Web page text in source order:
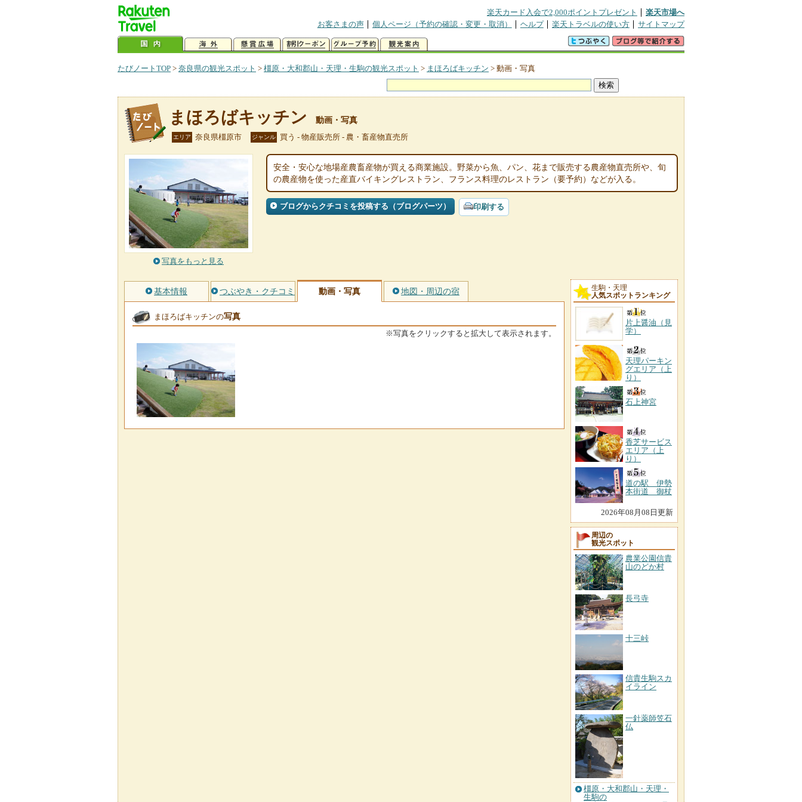
楽天カード入会で2,000ポイントプレゼント
楽天市場へ
お客さまの声
個人ページ（予約の確認・変更・取消） ヘルプ 楽天トラベルの使い方 サイトマップ
たびノートTOP > 奈良県の観光スポット > 橿原・大和郡山・天理・生駒の観光スポット > まほろばキッチン > 動画・写真
まほろばキッチン 動画・写真
エリア 奈良県橿原市 ジャンル 買う - 物産販売所 - 農・畜産物直売所
写真をもっと見る
安全・安心な地場産農畜産物が買える商業施設。野菜から魚、パン、花まで販売する農産物直売所や、旬
の農産物を使った産直バイキングレストラン、フランス料理のレストラン（要予約）などが入る。
ブログからクチコミを投稿する（ブログパーツ） 印刷する
基本情報 つぶやき・クチコミ 動画・写真 地図・周辺の宿
まほろばキッチンの写真
※写真をクリックすると拡大して表示されます。
生駒・天理
人気スポットランキング
片上醤油（見
学）
天理パーキン
グエリア（上
り）
石上神宮
香芝サービス
エリア（上
り）
道の駅 伊勢
本街道 御杖
2026年08月08日更新
周辺の
観光スポット
農業公園信貴
山のどか村
長弓寺
十三峠
信貴生駒スカ
イライン
一針薬師笠石
仏
橿原・大和郡山・天理・
生駒の